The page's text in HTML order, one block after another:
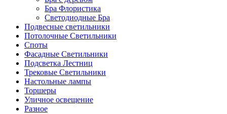
Бра Флористика
Светодиодные Бра
Подвесные светильники
Потолочные Светильники
Споты
Фасадные Светильники
Подсветка Лестниц
Трековые Светильники
Настольные лампы
Торшеры
Уличное освещение
Разное